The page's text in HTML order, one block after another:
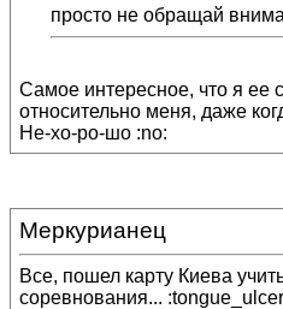
просто не обращай
Самое интересное, что я ее
относительно меня, даже
Не-хо-ро-шо :no:
Меркурианец
Все, пошел карту Киева
соревнования...